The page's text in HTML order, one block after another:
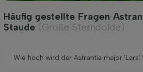
Häufig gestellte Fragen
Staude (Große Sterndolde)
Wie hoch wird der Astrantia major 'Lars'